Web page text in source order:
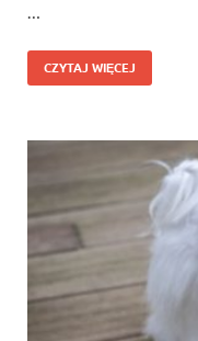
…
CZYTAJ WIĘCEJ